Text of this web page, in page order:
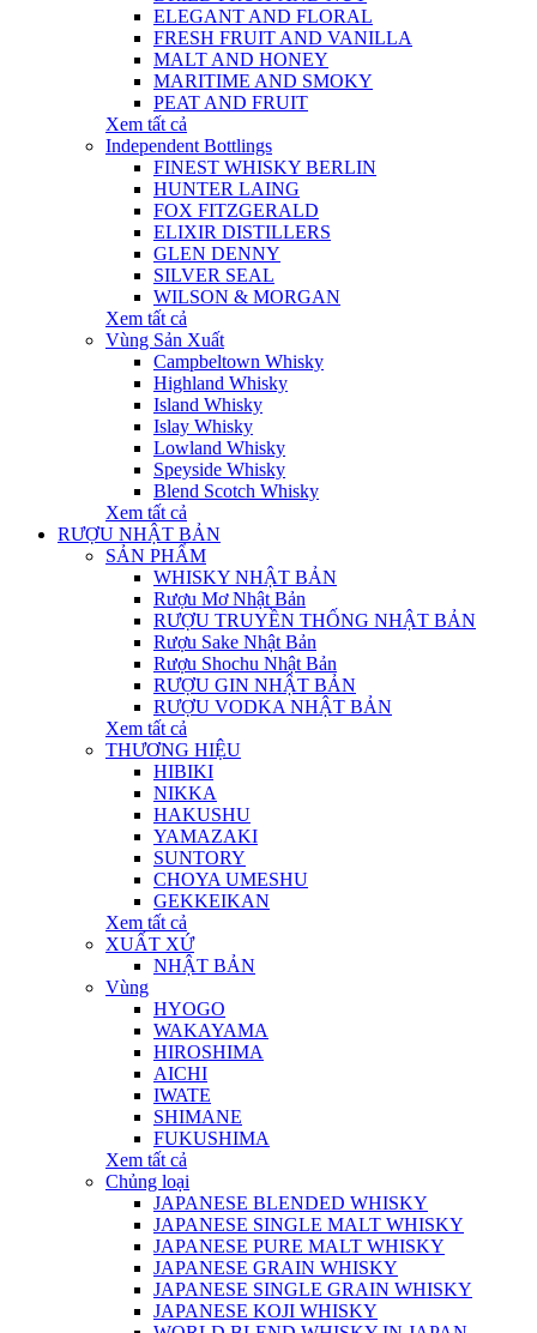
ELEGANT AND FLORAL
FRESH FRUIT AND VANILLA
MALT AND HONEY
MARITIME AND SMOKY
PEAT AND FRUIT
Xem tất cả
Independent Bottlings
FINEST WHISKY BERLIN
HUNTER LAING
FOX FITZGERALD
ELIXIR DISTILLERS
GLEN DENNY
SILVER SEAL
WILSON & MORGAN
Xem tất cả
Vùng Sản Xuất
Campbeltown Whisky
Highland Whisky
Island Whisky
Islay Whisky
Lowland Whisky
Speyside Whisky
Blend Scotch Whisky
Xem tất cả
RƯỢU NHẬT BẢN
SẢN PHẨM
WHISKY NHẬT BẢN
Rượu Mơ Nhật Bản
RƯỢU TRUYỀN THỐNG NHẬT BẢN
Rượu Sake Nhật Bản
Rượu Shochu Nhật Bản
RƯỢU GIN NHẬT BẢN
RƯỢU VODKA NHẬT BẢN
Xem tất cả
THƯƠNG HIỆU
HIBIKI
NIKKA
HAKUSHU
YAMAZAKI
SUNTORY
CHOYA UMESHU
GEKKEIKAN
Xem tất cả
XUẤT XỨ
NHẬT BẢN
Vùng
HYOGO
WAKAYAMA
HIROSHIMA
AICHI
IWATE
SHIMANE
FUKUSHIMA
Xem tất cả
Chủng loại
JAPANESE BLENDED WHISKY
JAPANESE SINGLE MALT WHISKY
JAPANESE PURE MALT WHISKY
JAPANESE GRAIN WHISKY
JAPANESE SINGLE GRAIN WHISKY
JAPANESE KOJI WHISKY